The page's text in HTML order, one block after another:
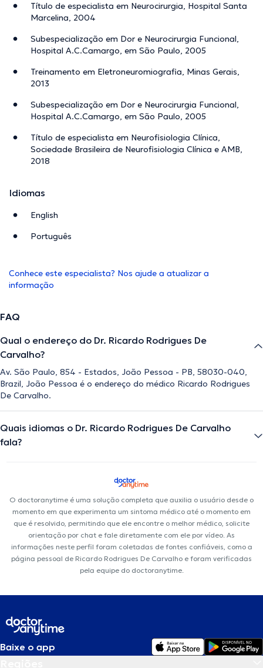
Título de especialista em Neurocirurgia, Hospital Santa
Marcelina, 2004
Subespecialização em Dor e Neurocirurgia Funcional,
Hospital A.C.Camargo, em São Paulo, 2005
Treinamento em Eletroneuromiografia, Minas Gerais,
2013
Subespecialização em Dor e Neurocirurgia Funcional,
Hospital A.C.Camargo, em São Paulo, 2005
Título de especialista em Neurofisiologia Clínica,
Sociedade Brasileira de Neurofisiologia Clínica e AMB,
2018
Idiomas
English
Português
Conhece este especialista? Nos ajude a atualizar a
informação
FAQ
Qual o endereço do Dr. Ricardo Rodrigues De
Carvalho?
Av. São Paulo, 854 - Estados, João Pessoa - PB, 58030-040,
Brazil, João Pessoa é o endereço do médico Ricardo Rodrigues
De Carvalho.
Quais idiomas o Dr. Ricardo Rodrigues De Carvalho
fala?
O doctoranytime é uma solução completa que auxilia o usuário desde o
momento em que experimenta um sintoma médico até o momento em
que é resolvido, permitindo que ele encontre o melhor médico, solicite
orientação por chat e fale diretamente com ele por vídeo. As
informações neste perfil foram coletadas de fontes confiáveis, como a
página pessoal de Ricardo Rodrigues De Carvalho e foram verificadas
pela equipe do doctoranytime.
Baixe o app